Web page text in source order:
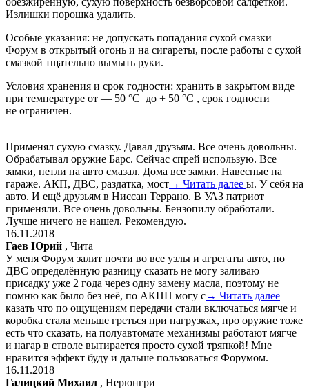
Излишки порошка удалить.
Особые указания: не допускать попадания сухой смазки
Форум в открытый огонь и на сигареты, после работы с сухой
смазкой тщательно вымыть руки.
Условия хранения и срок годности: хранить в закрытом виде
при температуре от — 50 °C до + 50 °C , срок годности
не ограничен.
Применял сухую смазку. Давал друзьям. Все очень довольны.
Обрабатывал оружие Барс. Сейчас спрей использую. Все
замки, петли на авто смазал. Дома все замки. Навесные на
гараже. АКП, ДВС, раздатка, мост→ Читать далее ы. У себя на
авто. И ещё друзьям в Ниссан Террано. В УАЗ патриот
применяли. Все очень довольны. Бензопилу обработали.
Лучше ничего не нашел. Рекомендую.
16.11.2018
Гаев Юрий , Чита
У меня Форум залит почти во все узлы и агрегаты авто, по
ДВС определённую разницу сказать не могу заливаю
присадку уже 2 года через одну замену масла, поэтому не
помню как было без неё, по АКПП могу с→ Читать далее
казать что по ощущениям передачи стали включаться мягче и
коробка стала меньше греться при нагрузках, про оружие тоже
есть что сказать, на полуавтомате механизмы работают мягче
и нагар в стволе вытирается просто сухой тряпкой! Мне
нравится эффект буду и дальше пользоваться Форумом.
16.11.2018
Галицкий Михаил , Нерюнгри